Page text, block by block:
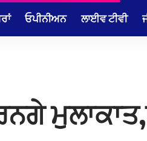
ਓਪੀਨੀਅਨ ਲਾਈਵ ਟੀਵੀ